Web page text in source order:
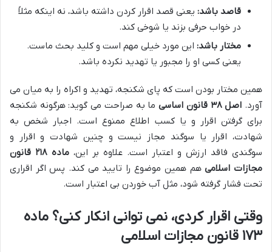
قاصد باشد: یعنی قصد اقرار کردن داشته باشد، نه اینکه مثلاً
در خواب حرفی بزند یا شوخی کند.
مختار باشد: این مورد خیلی مهم است و کلید بحث ماست.
یعنی کسی او را مجبور یا تهدید نکرده باشد.
همین مختار بودن است که پای شکنجه، تهدید و اکراه را به میان می
آورد. اصل ۳۸ قانون اساسی
ما به صراحت می گوید: هرگونه شکنجه
برای گرفتن اقرار و یا کسب اطلاع ممنوع است. اجبار شخص به
شهادت، اقرار یا سوگند مجاز نیست و چنین شهادت و اقرار و
سوگندی فاقد ارزش و اعتبار است. علاوه بر این،
ماده ۲۱۸ قانون
مجازات اسلامیهم همین موضوع را تایید می کند. پس اگر اقراری
تحت فشار گرفته شود، مثل آب خوردن بی اعتبار است.
وقتی اقرار کردی، نمی توانی انکار کنی؟ ماده
۱۷۳ قانون مجازات اسلامی